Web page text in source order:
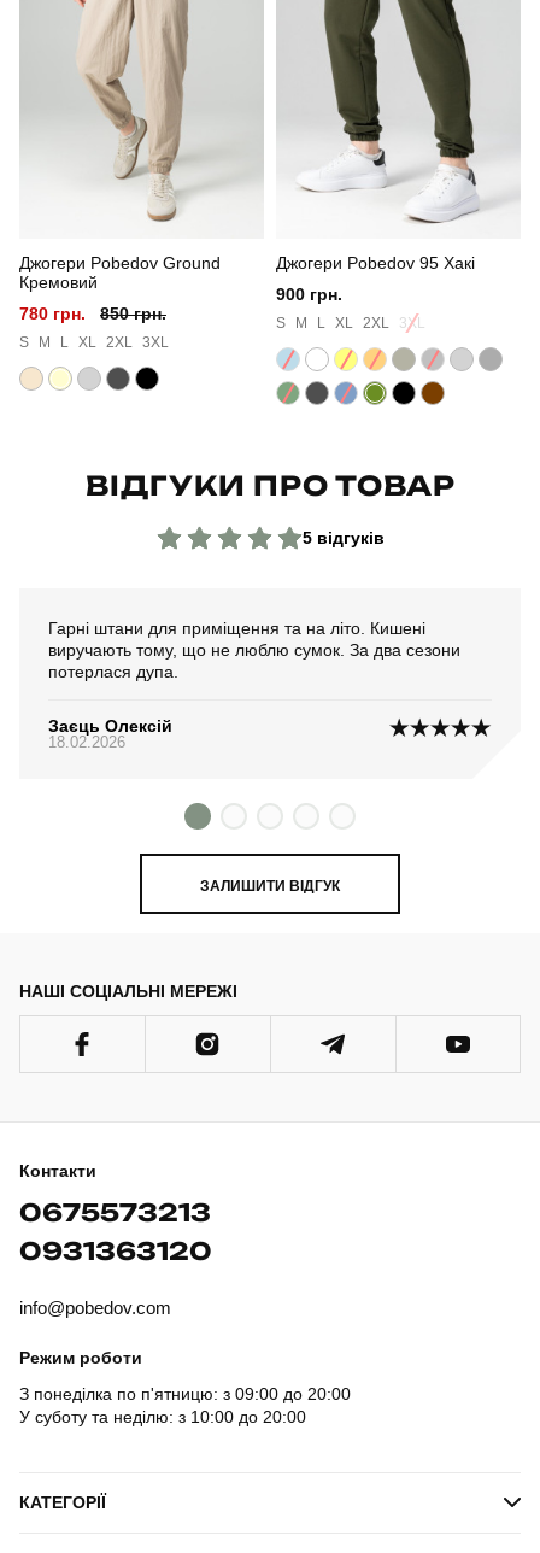
чоловічий
військовий
темно-синій
Матеріал
Склад тканини 100% поліестер
Країна - виробник
Джогери Pobedov Ground
Кремовий
780 грн.
850 грн.
S M L XL 2XL 3XL
Джогери Pobedov 95 Хакі
900 грн.
S M L XL 2XL 3XL
ВІДГУКИ ПРО ТОВАР
5 відгуків
Гарні штани для приміщення та на літо. Кишені
виручають тому, що не люблю сумок. За два сезони
потерлася дупа.
Заєць Олексій
18.02.2026
ЗАЛИШИТИ ВІДГУК
НАШІ СОЦІАЛЬНІ МЕРЕЖІ
Контакти
0675573213
0931363120
info@pobedov.com
Режим роботи
З понеділка по п'ятницю: з 09:00 до 20:00
У суботу та неділю: з 10:00 до 20:00
КАТЕГОРІЇ